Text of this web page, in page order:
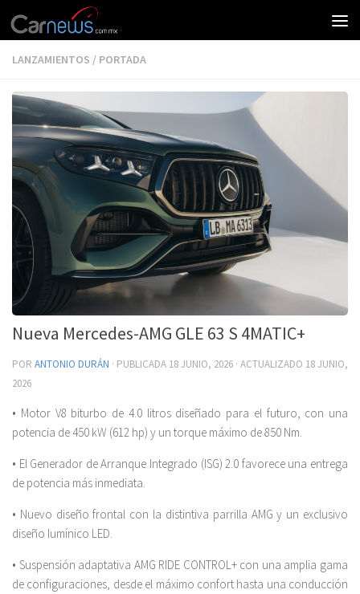
LANZAMIENTOS / PORTADA
Nueva Mercedes-AMG GLE 63 S 4MATIC+
POR ANTONIO DURÁN · PUBLICADA 18 JUNIO, 2026 · ACTUALIZADO 18 JUNIO,
2026
• Motor V8 biturbo de 4.0 litros diseñado para el futuro, con una
potencia de 450 kW (612 hp) y un torque máximo de 850 Nm.
• El Generador de Arranque Integrado (ISG) 2.0 favorece una entrega
de potencia más inmediata.
• Nuevo diseño frontal con la distintiva parrilla AMG y un exclusivo
diseño lumínico LED.
• Suspensión adaptativa AMG RIDE CONTROL+ con una amplia gama
de configuraciones, desde el máximo confort hasta una conducción